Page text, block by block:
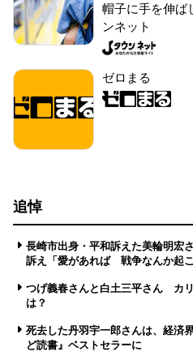
帽子に手を伸ば
ンネット
ゼロまる
追悼
長崎市出身・平和訴えた美輪明
訴え「愛があれば 戦争なんか起こ
つげ義春さんと白土三平さん カ
は？
死去した丹羽宇一郎さんは、経
ど読書』ベストセラーに